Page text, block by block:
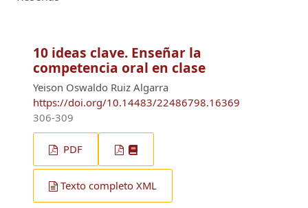
10 ideas clave. Enseñar la
competencia oral en clase
Yeison Oswaldo Ruiz Algarra
https://doi.org/10.14483/22486798.16369
306-309
PDF
Texto completo XML